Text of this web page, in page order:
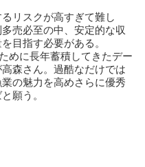
リスクが高すぎて難し
売必至の中、安定的な収
目指す必要がある。
めに長年蓄積してきたデー
森さん。過酷なだけでは
の魅力を高めさらに優秀
願う。